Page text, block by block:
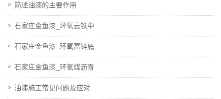
简述油漆的主要作用
石家庄金鱼漆_环氧云铁中
石家庄金鱼漆_环氧富锌底
石家庄金鱼漆_环氧煤沥青
油漆施工常见问题及应对